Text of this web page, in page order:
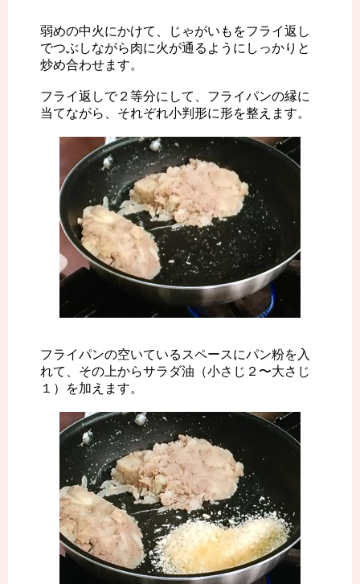
弱めの中火にかけて、じゃがいもをフライ返し
でつぶしながら肉に火が通るようにしっかりと
炒め合わせます。
フライ返しで２等分にして、フライパンの縁に
当てながら、それぞれ小判形に形を整えます。
フライパンの空いているスペースにパン粉を入
れて、その上からサラダ油（小さじ２〜大さじ
１）を加えます。